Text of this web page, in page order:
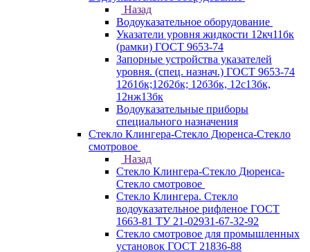
Назад
Водоуказательное оборудование
Указатели уровня жидкости 12кч11бк
(рамки) ГОСТ 9653-74
Запорные устройства указателей
уровня. (спец. назнач.) ГОСТ 9653-74
12б1бк;12б2бк; 12б3бк, 12с13бк,
12нж13бк
Водоуказательные приборы
специального назначения
Стекло Клингера-Стекло Дюренса-Стекло
смотровое
Назад
Стекло Клингера-Стекло Дюренса-
Стекло смотровое
Стекло Клингера. Стекло
водоуказательное рифленое ГОСТ
1663-81 ТУ 21-02931-67-32-92
Стекло смотровое для промышленных
установок ГОСТ 21836-88